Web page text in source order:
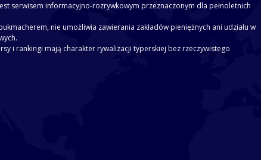
serwisem informacyjno-rozrywkowym przeznaczonym dla pełnoletnich
nie umożliwia zawierania zakładów pieniężnych ani udziału w
i rankingi mają charakter rywalizacji typerskiej bez rzeczywistego